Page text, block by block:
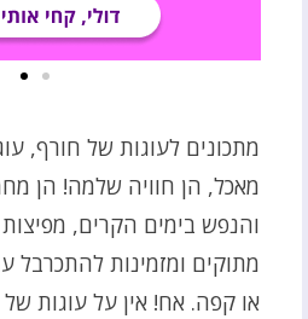
מתכונים לעוגות של חורף,
מאכל, הן חוויה שלמה! הן
והנפש בימים הקרים,
מתוקים ומזמינות להתכרבל
או קפה. אח! אין על עוגות